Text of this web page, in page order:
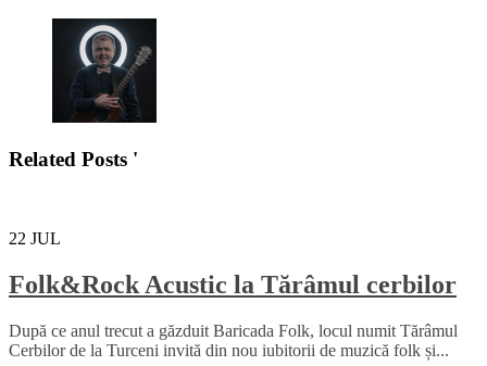
Related Posts '
22 JUL
Folk&Rock Acustic la Tărâmul cerbilor
După ce anul trecut a găzduit Baricada Folk, locul numit Tărâmul
Cerbilor de la Turceni invită din nou iubitorii de muzică folk și...